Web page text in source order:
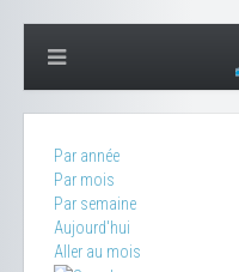
Par année
Par mois
Par semaine
Aujourd'hui
Aller au mois